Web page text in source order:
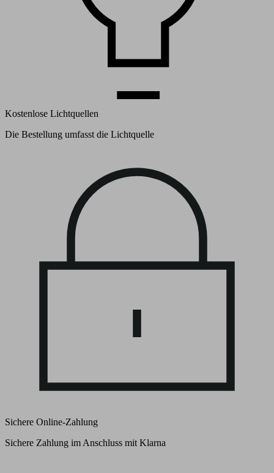
Kostenlose Lichtquellen
Die Bestellung umfasst die Lichtquelle
Sichere Online-Zahlung
Sichere Zahlung im Anschluss mit Klarna